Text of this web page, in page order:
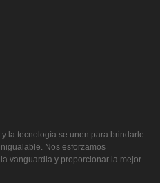
la tecnología se unen para brindarle
Nos esforzamos
vanguardia y proporcionar la mejor